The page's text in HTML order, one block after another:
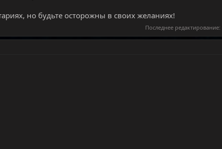
но будьте осторожны в своих желаниях!
Последнее редактирование: